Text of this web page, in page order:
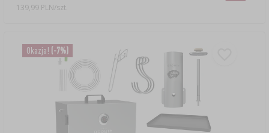
139,99 PLN/szt.
Okazja! (-7%)